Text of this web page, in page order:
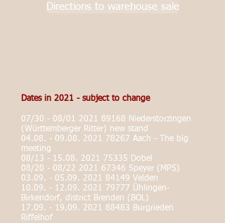
Directions to warehouse sale
Dates in 2021 - subject to change
07/30 - 08/01 2021 89168 Niederstorzingen
(Württemberger Ritter) new stand
04.08. - 09.08. 2021 78267 Aach - The big
meeting
08/13 - 15.08. 2021 75335 Dobel
08/20 - 08/22 2021 67346 Speyer (MPS)
03.09. - 05.09. 2021 84149 Velden
10.09. - 12.09. 2021 79777 Ühlingen-
Birkendorf, district Brenden (BOL)
17.09. - 19.09. 2021 88483 Burgrieden
Riffelhof